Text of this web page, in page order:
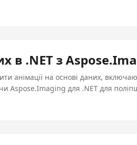
в .NET з
анімації на основі даних,
Aspose.Imaging для .NET для